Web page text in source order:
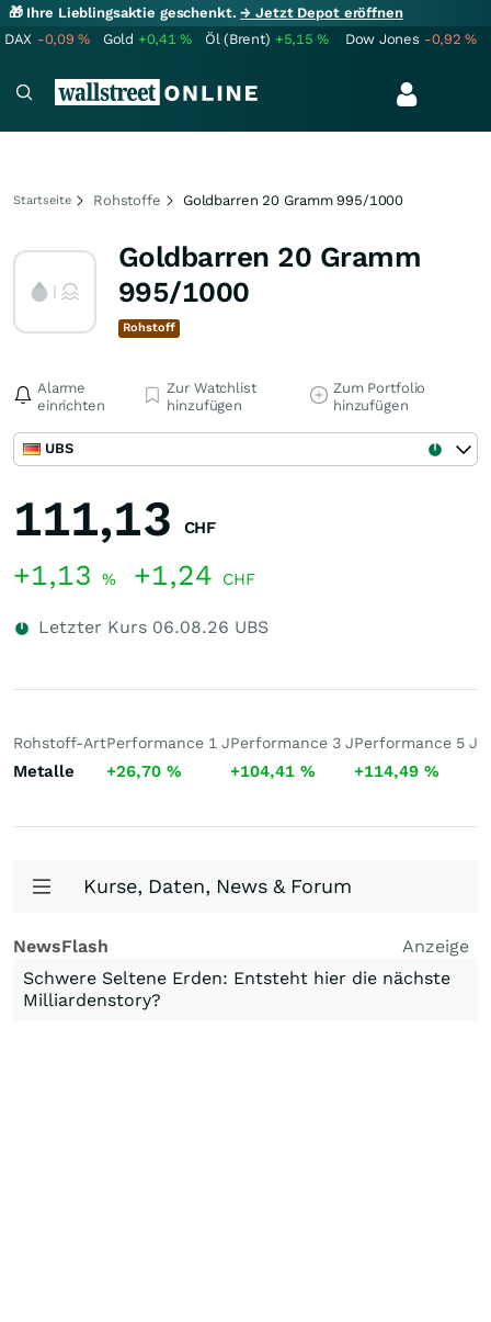
🎁 Ihre Lieblingsaktie geschenkt.→ Jetzt Depot eröffnen
DAX -0,09% Gold +0,41% Öl (Brent) +5,15% Dow Jones -0,92%
Startseite Rohstoffe Goldbarren 20 Gramm 995/1000
Goldbarren 20 Gramm
995/1000
Rohstoff
Alarme
einrichten
Zur Watchlist
hinzufügen
Zum Portfolio
hinzufügen
UBS
111,13 CHF
+1,13 % +1,24 CHF
Letzter Kurs 06.08.26 UBS
Rohstoff-Art
Metalle
Performance 1 J
+26,70 %
Performance 3 J
+104,41 %
Performance 5 J
+114,49 %
Kurse, Daten, News & Forum
NewsFlash
Anzeige
Schwere Seltene Erden: Entsteht hier die nächste
Milliardenstory?